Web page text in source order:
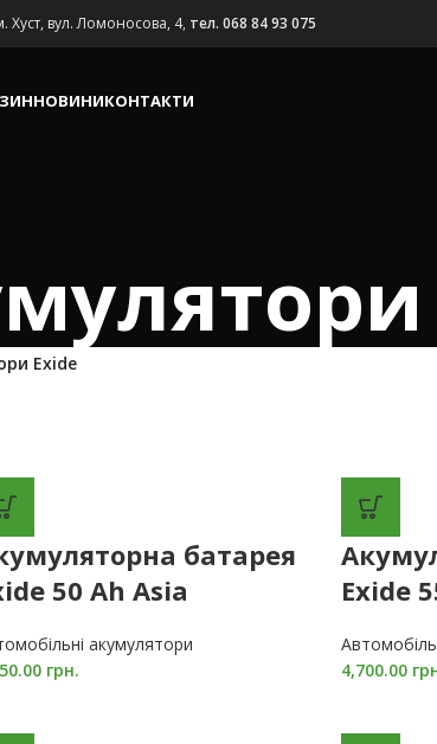
Хуст, вул. Ломоносова, 4, тел. 068 84 93 075
НОВИНИКОНТАКТИ
Exide
батарея
50 Ah Asia
акумулятори
грн.
Exide
4,700.00